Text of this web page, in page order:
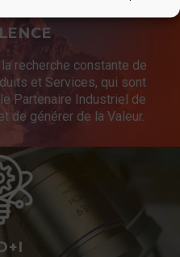
recherche constante de
et Services, qui sont
Partenaire Industriel de
de générer de la Valeur.